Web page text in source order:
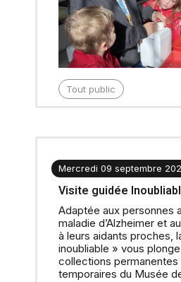
Tout public
Mercredi 09 septembre
Visite guidée
Adaptée aux personnes
maladie d’Alzheimer et
à leurs aidants proches,
inoubliable » vous
collections
temporaires du Musée